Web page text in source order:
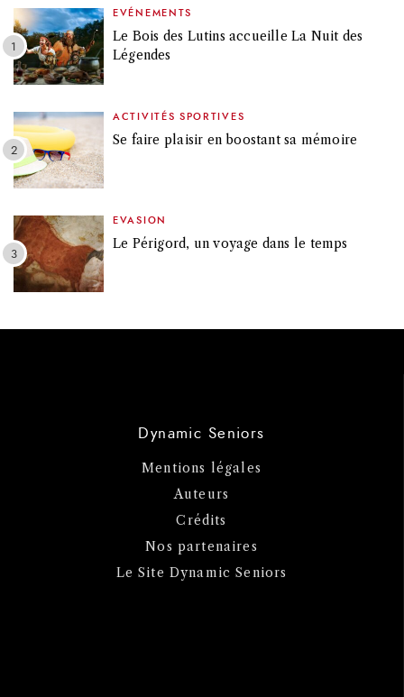
EVÉNEMENTS
Le Bois des Lutins accueille La Nuit des
Légendes
ACTIVITÉS SPORTIVES
Se faire plaisir en boostant sa mémoire
EVASION
Le Périgord, un voyage dans le temps
Dynamic Seniors
Mentions légales
Auteurs
Crédits
Nos partenaires
Le Site Dynamic Seniors